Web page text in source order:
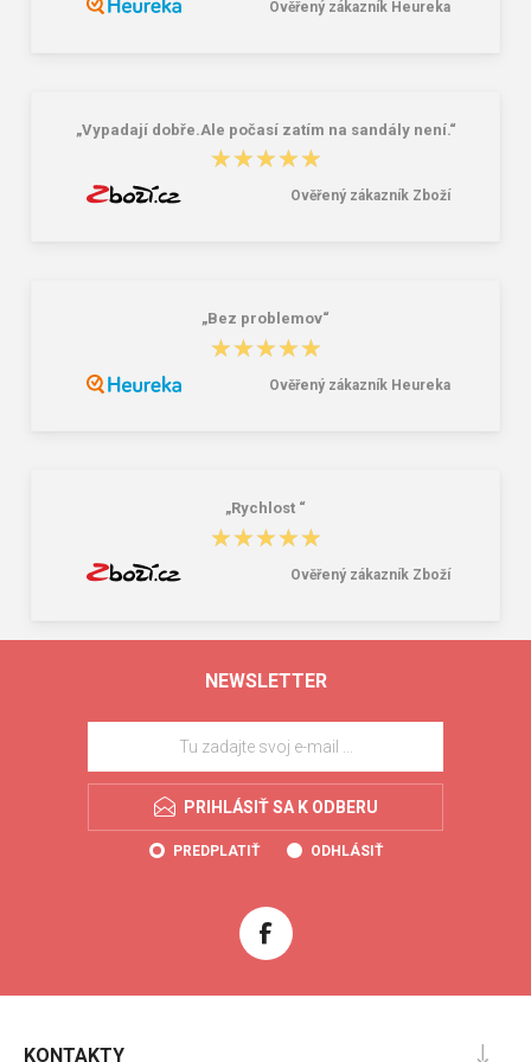
Ověřený zákazník Heureka
„Vypadají dobře.Ale počasí zatím na sandály není.“
★★★★★
★★★★★
Ověřený zákazník Zboží
„Bez problemov“
★★★★★
★★★★★
Ověřený zákazník Heureka
„Rychlost “
★★★★★
★★★★★
Ověřený zákazník Zboží
NEWSLETTER
PRIHLÁSIŤ SA K ODBERU
PREDPLATIŤ ODHLÁSIŤ
KONTAKTY